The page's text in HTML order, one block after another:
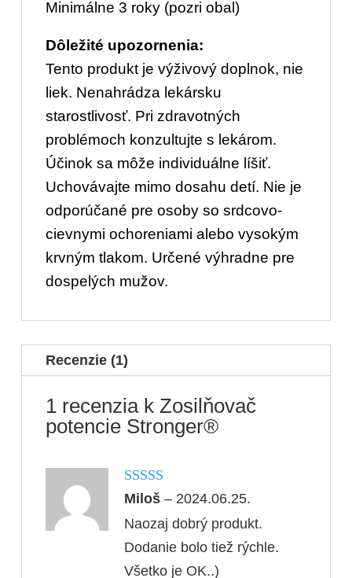
Minimálne 3 roky (pozri obal)
Dôležité upozornenia:
Tento produkt je výživový doplnok, nie
liek. Nenahrádza lekársku
starostlivosť. Pri zdravotných
problémoch konzultujte s lekárom.
Účinok sa môže individuálne líšiť.
Uchovávajte mimo dosahu detí. Nie je
odporúčané pre osoby so srdcovo-
cievnymi ochoreniami alebo vysokým
krvným tlakom. Určené výhradne pre
dospelých mužov.
Recenzie (1)
1 recenzia k Zosilňovač
potencie Stronger®
Hodnotenie
Miloš – 2024.06.25.
Naozaj dobrý produkt.
Dodanie bolo tiež rýchle.
Všetko je OK..)